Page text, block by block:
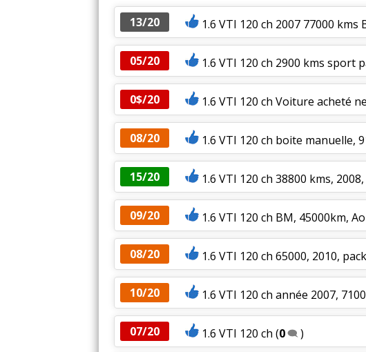
13/20
1.6 VTI 120 ch 2007 77000 kms
05/20 1.6 VTI 120 ch 2900 kms sport
0$/20 1.6 VTI 120 ch Voiture acheté
08/20 1.6 VTI 120 ch boite manuelle,
15/20 1.6 VTI 120 ch 38800 kms,
09/20 1.6 VTI 120 ch BM, 45000km,
08/20 1.6 VTI 120 ch 65000, 2010,
10/20 1.6 VTI 120 ch année 2007,
07/20 1.6 VTI 120 ch (0 )